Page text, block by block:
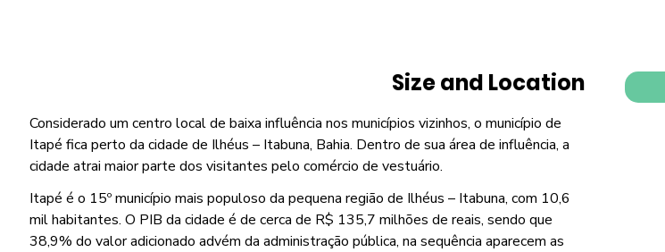
Size and Location
Considerado um centro local de baixa influência nos municípios vizinhos, o município de
Itapé fica perto da cidade de Ilhéus – Itabuna, Bahia. Dentro de sua área de influência, a
cidade atrai maior parte dos visitantes pelo comércio de vestuário.
Itapé é o 15º município mais populoso da pequena região de Ilhéus – Itabuna, com 10,6
mil habitantes. O PIB da cidade é de cerca de R$ 135,7 milhões de reais, sendo que
38,9% do valor adicionado advém da administração pública, na sequência aparecem as